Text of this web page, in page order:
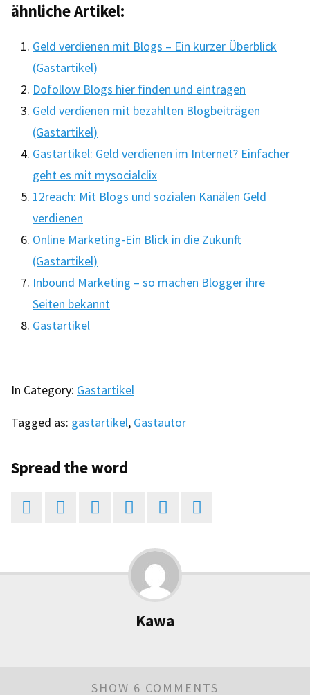
ähnliche Artikel:
Geld verdienen mit Blogs – Ein kurzer Überblick
(Gastartikel)
Dofollow Blogs hier finden und eintragen
Geld verdienen mit bezahlten Blogbeiträgen
(Gastartikel)
Gastartikel: Geld verdienen im Internet? Einfacher
geht es mit mysocialclix
12reach: Mit Blogs und sozialen Kanälen Geld
verdienen
Online Marketing-Ein Blick in die Zukunft
(Gastartikel)
Inbound Marketing – so machen Blogger ihre
Seiten bekannt
Gastartikel
In Category: Gastartikel
Tagged as: gastartikel, Gastautor
Spread the word
     
Kawa
SHOW 6 COMMENTS